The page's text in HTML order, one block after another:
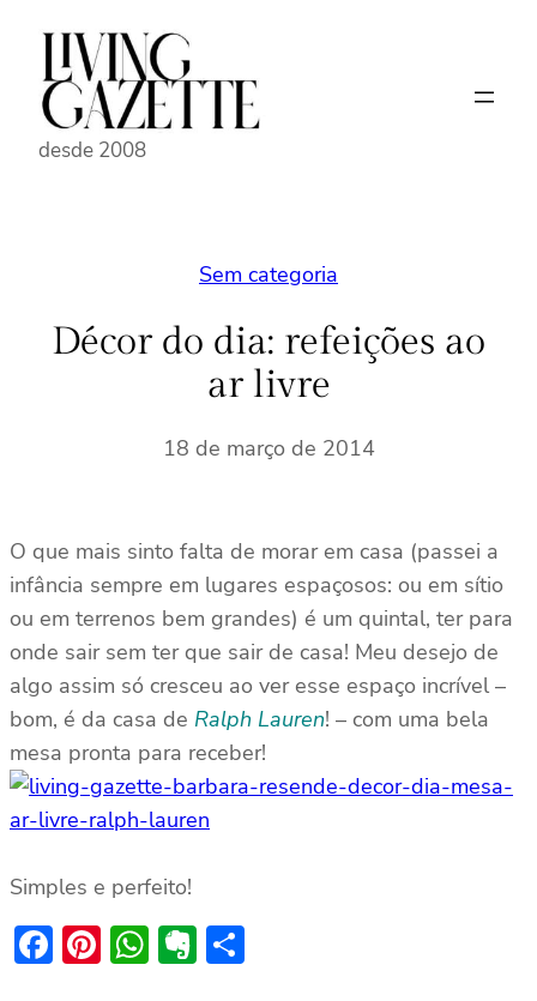
Pular
conteúdo
desde 2008
Sem categoria
Décor do dia: refeições ao
ar livre
18 de março de 2014
O que mais sinto falta de morar em casa (passei a
infância sempre em lugares espaçosos: ou em sítio
ou em terrenos bem grandes) é um quintal, ter para
onde sair sem ter que sair de casa! Meu desejo de
algo assim só cresceu ao ver esse espaço incrível –
bom, é da casa de Ralph Lauren! – com uma bela
mesa pronta para receber!
Simples e perfeito!
Facebook
Pinterest
WhatsApp
Evernote